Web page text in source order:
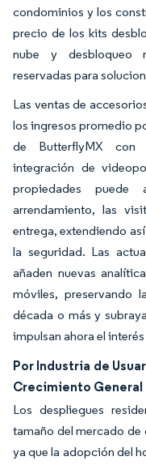
condominios y los
precio de los kits
nube y desbloqueo
reservadas para
Las ventas de
los ingresos promedio
de ButterflyMX con
integración de
propiedades puede
arrendamiento, las
entrega, extendiendo
la seguridad. Las
añaden nuevas
móviles, preservando
década o más y
impulsan ahora el
Por Industria de
Crecimiento General
Los despliegues
tamaño del mercado
ya que la adopción del